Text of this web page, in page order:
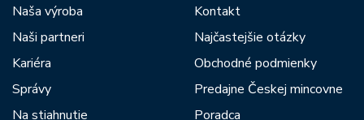
Naša výroba
Naši partneri
Kariéra
Správy
Na stiahnutie
Kontakt
Najčastejšie otázky
Obchodné podmienky
Predajne Českej mincovne
Poradca